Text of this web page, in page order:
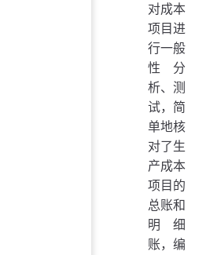
对成本
项目进
行一般
性分
析、测
试，简
单地核
对了生
产成本
项目的
总账和
明细
账，编